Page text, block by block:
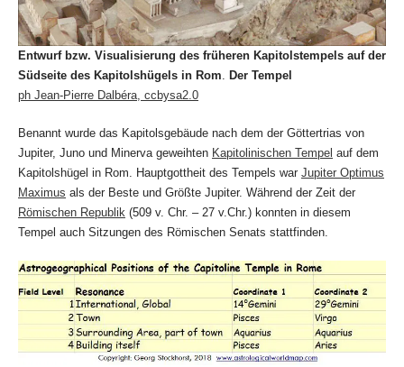
Entwurf bzw. Visualisierung des früheren Kapitolstempels auf der
Südseite des Kapitolshügels in Rom. Der Tempel
ph Jean-Pierre Dalbéra, ccbysa2.0
Benannt wurde das Kapitolsgebäude nach dem der Göttertrias von
Jupiter, Juno und Minerva geweihten Kapitolinischen Tempel auf dem
Kapitolshügel in Rom. Hauptgottheit des Tempels war Jupiter Optimus
Maximus als der Beste und Größte Jupiter. Während der Zeit der
Römischen Republik (509 v. Chr. – 27 v.Chr.) konnten in diesem
Tempel auch Sitzungen des Römischen Senats stattfinden.